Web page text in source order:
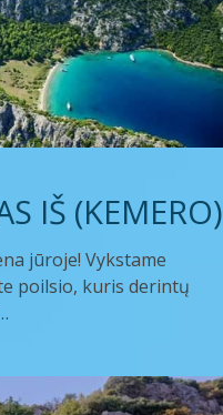
IŠ (KEMERO)
jūroje! Vykstame
poilsio, kuris derintų